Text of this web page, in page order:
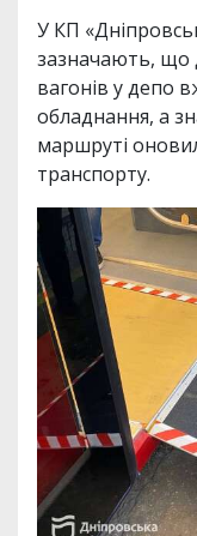
У КП
зазначають, що
вагонів у депо
обладнання, а
маршруті
транспорту.